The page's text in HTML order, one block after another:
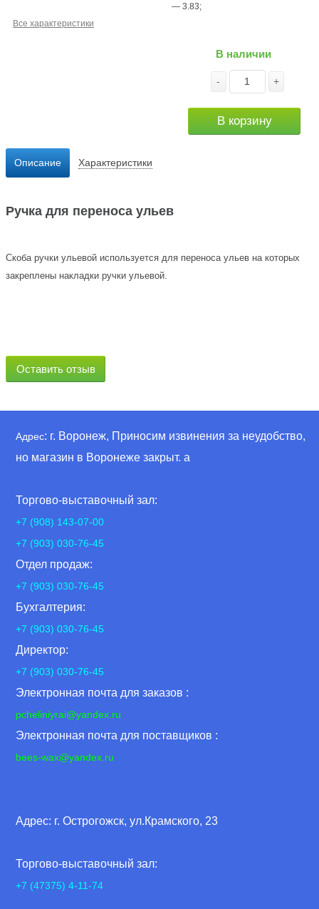
—3.83;
Все характеристики
В наличии
- +
В корзину
Описание Характеристики
Ручка для переноса ульев
Скоба ручки ульевой используется для переноса ульев на которых
закреплены накладки ручки ульевой.
Оставить отзыв
Адрес: г. Воронеж, Приносим извинения за неудобство,
но магазин в Воронеже закрыт. а
Торгово-выставочный зал:
+7 (908) 143-07-00
+7 (903) 030-76-45
Отдел продаж:
+7 (903) 030-76-45
Бухгалтерия:
+7 (903) 030-76-45
Директор:
+7 (903) 030-76-45
Электронная почта для заказов :
pcheliniyrai@yandex.ru
Электронная почта для поставщиков :
bees-wax@yandex.ru
Адрес: г. Острогожск, ул.Крамского, 23
Торгово-выставочный зал:
+7 (47375) 4-11-74